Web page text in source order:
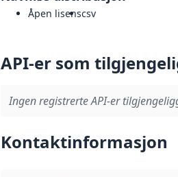
Åpen lisenscsv
API-er som
Ingen registrerte API-er
Kontaktinformasjon